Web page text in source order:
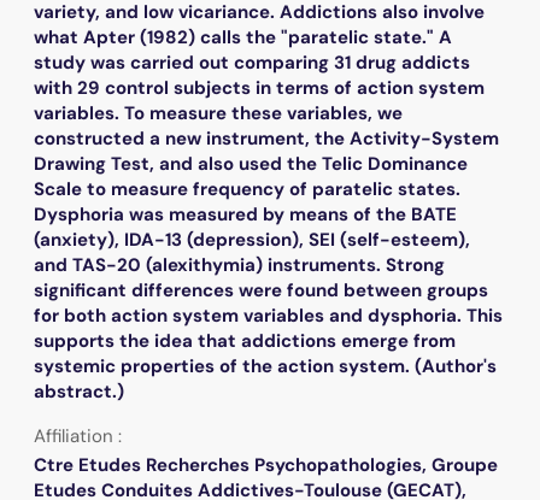
variety, and low vicariance. Addictions also involve
what Apter (1982) calls the "paratelic state." A
study was carried out comparing 31 drug addicts
with 29 control subjects in terms of action system
variables. To measure these variables, we
constructed a new instrument, the Activity-System
Drawing Test, and also used the Telic Dominance
Scale to measure frequency of paratelic states.
Dysphoria was measured by means of the BATE
(anxiety), IDA-13 (depression), SEI (self-esteem),
and TAS-20 (alexithymia) instruments. Strong
significant differences were found between groups
for both action system variables and dysphoria. This
supports the idea that addictions emerge from
systemic properties of the action system. (Author's
abstract.)
Affiliation :
Ctre Etudes Recherches Psychopathologies, Groupe
Etudes Conduites Addictives-Toulouse (GECAT),